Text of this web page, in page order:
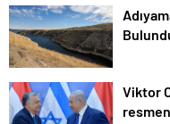
Viktor